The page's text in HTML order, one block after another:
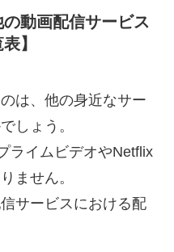
動画配信サービス
】
は、他の身近なサー
しょう。
ライムビデオやNetflix
ません。
サービスにおける配